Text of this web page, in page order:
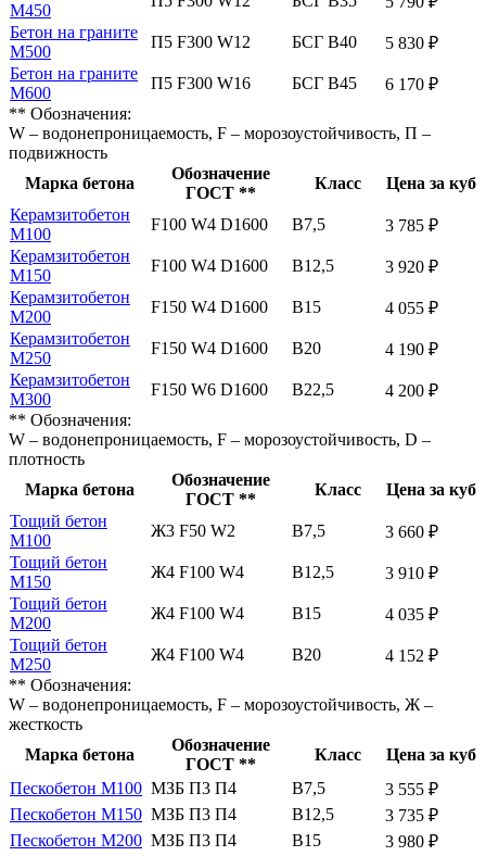
М450
Бетон на граните
М500
П5 F300 W12 БСГ В40
5 830 ₽
Бетон на граните
М600
П5 F300 W16 БСГ В45
6 170 ₽
** Обозначения:
W – водонепроницаемость, F – морозоустойчивость, П –
подвижность
Марка бетона
Обозначение
ГОСТ **
Класс
Цена за куб
Керамзитобетон
М100
F100 W4 D1600 В7,5
3 785 ₽
Керамзитобетон
М150
F100 W4 D1600 В12,5
3 920 ₽
Керамзитобетон
М200
F150 W4 D1600 В15
4 055 ₽
Керамзитобетон
М250
F150 W4 D1600 В20
4 190 ₽
Керамзитобетон
М300
F150 W6 D1600 В22,5
4 200 ₽
** Обозначения:
W – водонепроницаемость, F – морозоустойчивость, D –
плотность
Марка бетона
Обозначение
ГОСТ **
Класс
Цена за куб
Тощий бетон
М100
Ж3 F50 W2 В7,5
3 660 ₽
Тощий бетон
М150
Ж4 F100 W4 В12,5
3 910 ₽
Тощий бетон
М200
Ж4 F100 W4 В15
4 035 ₽
Тощий бетон
М250
Ж4 F100 W4 В20
4 152 ₽
** Обозначения:
W – водонепроницаемость, F – морозоустойчивость, Ж –
жесткость
Марка бетона
Обозначение
ГОСТ **
Класс
Цена за куб
Пескобетон М100 МЗБ П3 П4 В7,5
3 555 ₽
Пескобетон М150 МЗБ П3 П4 В12,5
3 735 ₽
Пескобетон М200 МЗБ П3 П4 В15
3 980 ₽